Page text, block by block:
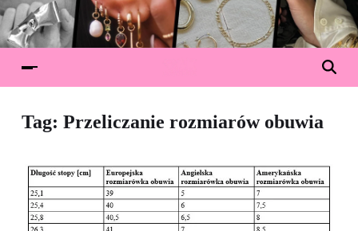
Tag: Przeliczanie rozmiarów obuwia